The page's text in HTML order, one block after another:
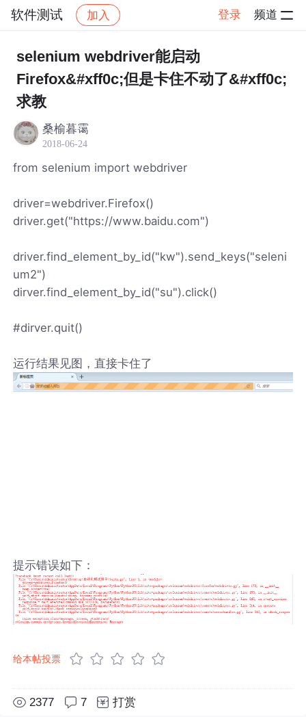
软件测试 加入 登录 频道
社区 帖子详情
selenium webdriver能启动
Firefox&#xff0c;但是卡住不动了&#xff0c;
求教
桑榆暮霭
2018-06-24
from selenium import webdriver
driver=webdriver.Firefox()
driver.get("https://www.baidu.com")
driver.find_element_by_id("kw").send_keys("seleni
um2")
dirver.find_element_by_id("su").click()
#dirver.quit()
运行结果见图，直接卡住了
提示错误如下：
给本帖投票
2377 7 打赏